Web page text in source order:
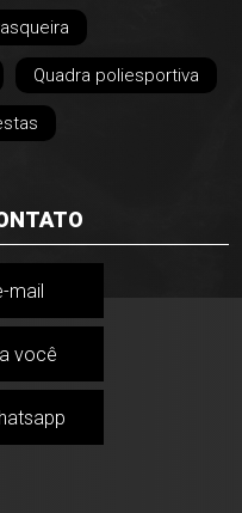
Quadra poliesportiva
mail
você